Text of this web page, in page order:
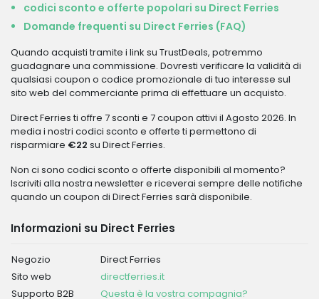
codici sconto e offerte popolari su Direct Ferries
Domande frequenti su Direct Ferries (FAQ)
Quando acquisti tramite i link su TrustDeals, potremmo
guadagnare una commissione. Dovresti verificare la validità di
qualsiasi coupon o codice promozionale di tuo interesse sul
sito web del commerciante prima di effettuare un acquisto.
Direct Ferries ti offre 7 sconti e 7 coupon attivi il Agosto 2026. In
media i nostri codici sconto e offerte ti permettono di
risparmiare €22 su Direct Ferries.
Non ci sono codici sconto o offerte disponibili al momento?
Iscriviti alla nostra newsletter e riceverai sempre delle notifiche
quando un coupon di Direct Ferries sarà disponibile.
Informazioni su Direct Ferries
Negozio
Direct Ferries
Sito web
directferries.it
Supporto B2B
Questa è la vostra compagnia?